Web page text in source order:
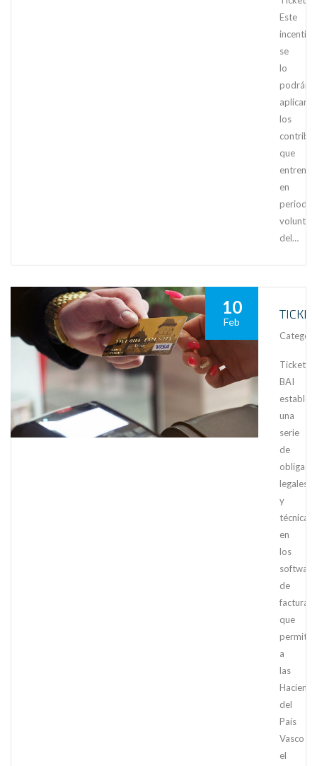
Este
incentivo
se
lo
podrán
aplicar
los
que
entren
en
periodo
del…
10
Feb
Ticket
BAI
una
serie
de
legales
y
técnicas
en
los
de
que
permiten
a
las
del
País
Vasco
el